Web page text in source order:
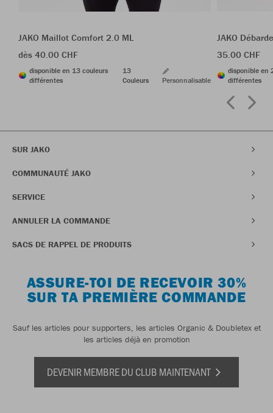
JAKO Maillot Comfort 2.0 ML
dès 40.00 CHF
disponible en 13 couleurs
différentes
13
Couleurs
Personnalisable
JAKO
35.00 CHF
disponible en
différentes
SUR JAKO
COMMUNAUTÉ JAKO
SERVICE
ANNULER LA COMMANDE
SACS DE RAPPEL DE PRODUITS
ASSURE-TOI DE RECEVOIR 30%
SUR TA PREMIÈRE COMMANDE
Sauf les articles pour supporters, les articles Organic & Doubletex et
les articles déjà en promotion
DEVENIR MEMBRE DU CLUB MAINTENANT